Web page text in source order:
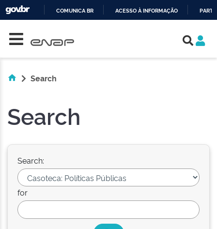
COMUNICA BR ACESSO À INFORMAÇÃO
Search
Search
Search:
for